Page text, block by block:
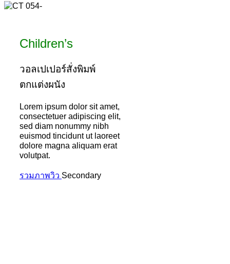
Children’s
วอลเปเปอร์สั่งพิมพ์
ตกแต่งผนัง
Lorem ipsum dolor sit amet,
consectetuer adipiscing elit,
sed diam nonummy nibh
euismod tincidunt ut laoreet
dolore magna aliquam erat
volutpat.
รวมภาพวิว Secondary